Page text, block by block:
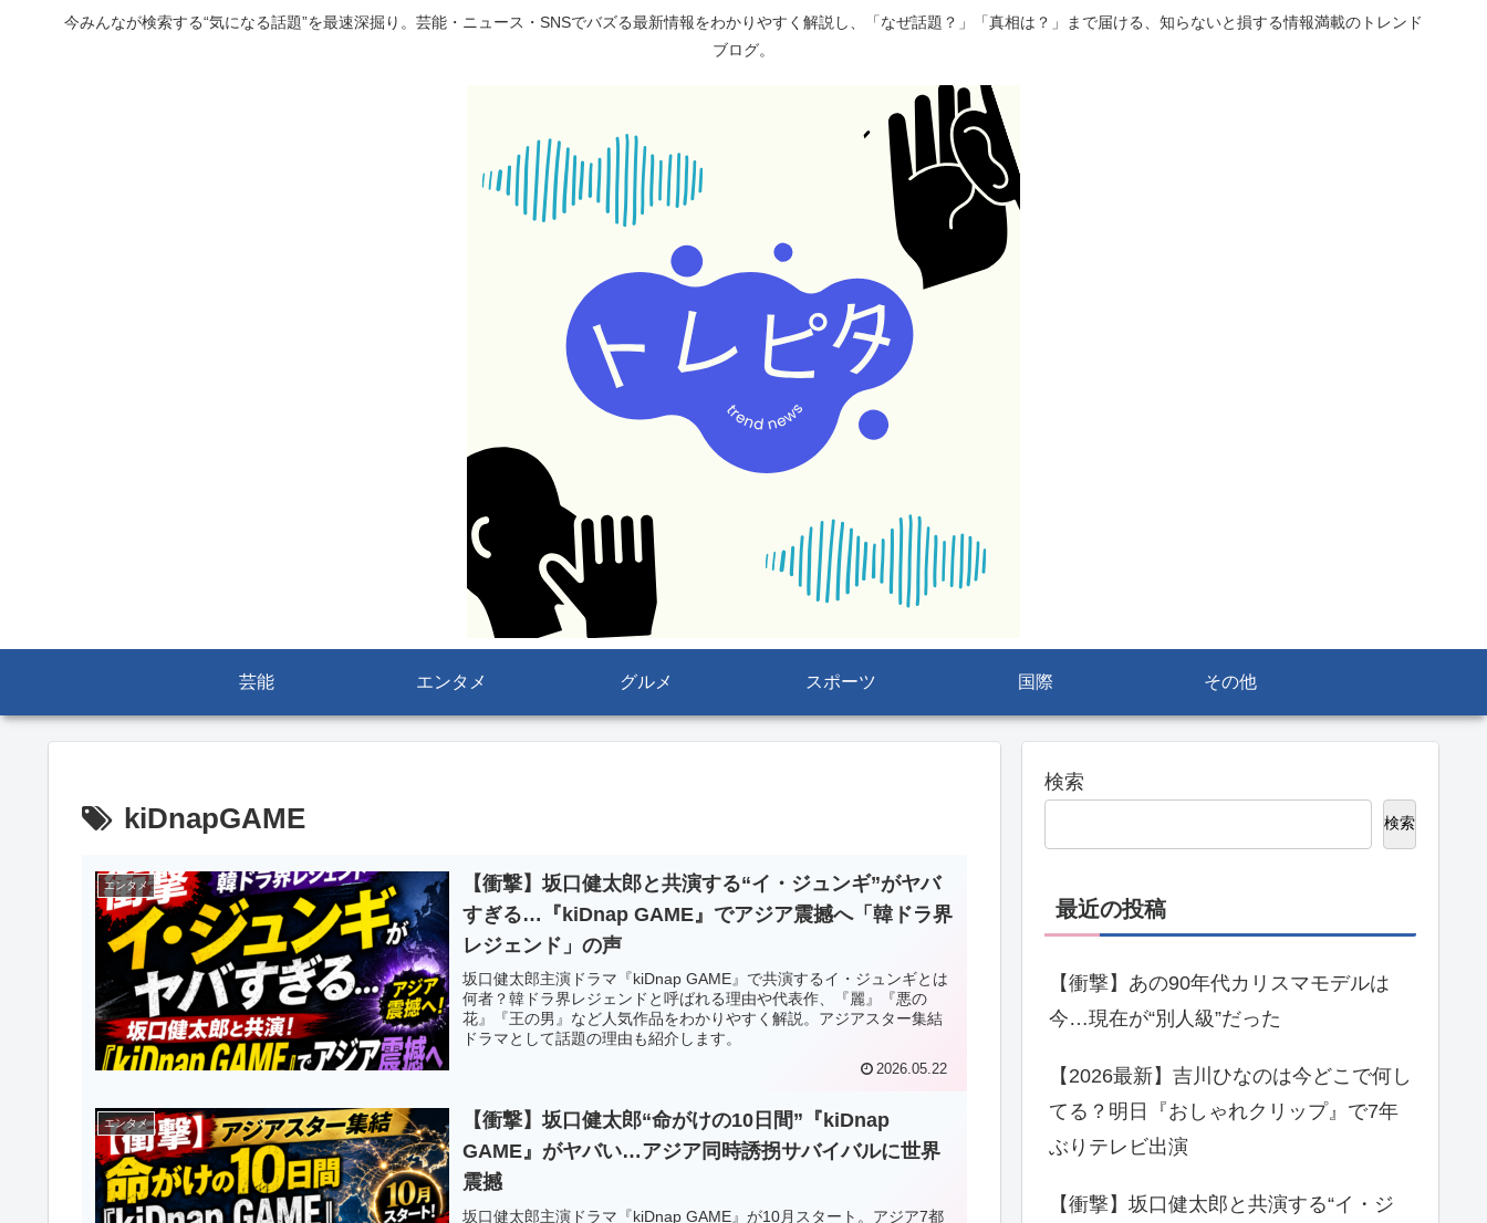
今みんなが検索する“気になる話題”を最速深掘り。芸能・ニュース・SNSでバズる最新情報をわかりやすく解説し、「なぜ話題？」「真相は？」まで届ける、知らないと損する情報満載のトレンド
ブログ。
芸能 エンタメ グルメ スポーツ 国際 その他
kiDnapGAME
エンタメ
【衝撃】坂口健太郎と共演する“イ・ジュンギ”がヤバ
すぎる…『kiDnap GAME』でアジア震撼へ「韓ドラ界
レジェンド」の声
坂口健太郎主演ドラマ『kiDnap GAME』で共演するイ・ジュンギとは
何者？韓ドラ界レジェンドと呼ばれる理由や代表作、『麗』『悪の
花』『王の男』など人気作品をわかりやすく解説。アジアスター集結
ドラマとして話題の理由も紹介します。
2026.05.22
エンタメ
【衝撃】坂口健太郎“命がけの10日間”『kiDnap
GAME』がヤバい…アジア同時誘拐サバイバルに世界
震撼
坂口健太郎主演ドラマ『kiDnap GAME』が10月スタート。アジア7都
検索
検索
最近の投稿
【衝撃】あの90年代カリスマモデルは
今…現在が“別人級”だった
【2026最新】吉川ひなのは今どこで何し
てる？明日『おしゃれクリップ』で7年
ぶりテレビ出演
【衝撃】坂口健太郎と共演する“イ・ジ